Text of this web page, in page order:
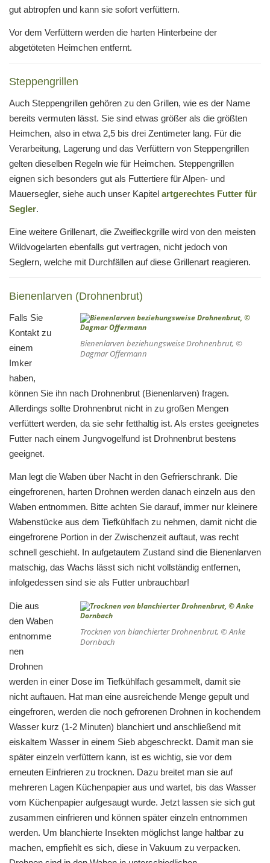
gut abtropfen und kann sie sofort verfüttern.
Vor dem Verfüttern werden die harten Hinterbeine der
abgetöteten Heimchen entfernt.
Steppengrillen
Auch Steppengrillen gehören zu den Grillen, wie es der Name
bereits vermuten lässt. Sie sind etwas größer als die größten
Heimchen, also in etwa 2,5 bis drei Zentimeter lang. Für die
Verarbeitung, Lagerung und das Verfüttern von Steppengrillen
gelten dieselben Regeln wie für Heimchen. Steppengrillen
eignen sich besonders gut als Futtertiere für Alpen- und
Mauersegler, siehe auch unser Kapitel artgerechtes Futter für
Segler.
Eine weitere Grillenart, die Zweifleckgrille wird von den meisten
Wildvogelarten ebenfalls gut vertragen, nicht jedoch von
Seglern, welche mit Durchfällen auf diese Grillenart reagieren.
Bienenlarven (Drohnenbrut)
Bienenlarven beziehungsweise Drohnenbrut, ©
Dagmar Offermann
Falls Sie
Kontakt zu
einem
Imker
haben,
können Sie ihn nach Drohnenbrut (Bienenlarven) fragen.
Allerdings sollte Drohnenbrut nicht in zu großen Mengen
verfüttert werden, da sie sehr fetthaltig ist. Als erstes geeignetes
Futter nach einem Jungvogelfund ist Drohnenbrut bestens
geeignet.
Man legt die Waben über Nacht in den Gefrierschrank. Die
eingefrorenen, harten Drohnen werden danach einzeln aus den
Waben entnommen. Bitte achten Sie darauf, immer nur kleinere
Wabenstücke aus dem Tiefkühlfach zu nehmen, damit nicht die
eingefrorene Portion in der Zwischenzeit auftaut, was recht
schnell geschieht. In aufgetautem Zustand sind die Bienenlarven
matschig, das Wachs lässt sich nicht vollständig entfernen,
infolgedessen sind sie als Futter unbrauchbar!
Trocknen von blanchierter Drohnenbrut, © Anke
Dornbach
Die aus
den Waben
entnomme
nen
Drohnen
werden in einer Dose im Tiefkühlfach gesammelt, damit sie
nicht auftauen. Hat man eine ausreichende Menge gepult und
eingefroren, werden die noch gefrorenen Drohnen in kochendem
Wasser kurz (1-2 Minuten) blanchiert und anschließend mit
eiskaltem Wasser in einem Sieb abgeschreckt. Damit man sie
später einzeln verfüttern kann, ist es wichtig, sie vor dem
erneuten Einfrieren zu trocknen. Dazu breitet man sie auf
mehreren Lagen Küchenpapier aus und wartet, bis das Wasser
vom Küchenpapier aufgesaugt wurde. Jetzt lassen sie sich gut
zusammen einfrieren und können später einzeln entnommen
werden. Um blanchierte Insekten möglichst lange haltbar zu
machen, empfiehlt es sich, diese in Vakuum zu verpacken.